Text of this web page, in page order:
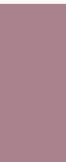
900 Ft. 900 Ft.